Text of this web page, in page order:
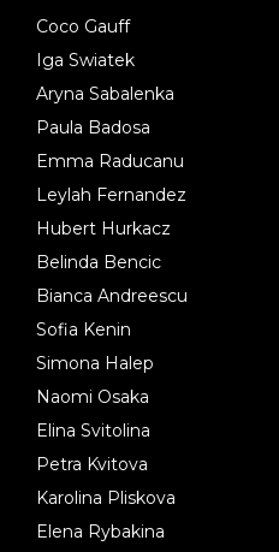
Coco Gauff
Iga Swiatek
Aryna Sabalenka
Paula Badosa
Emma Raducanu
Leylah Fernandez
Hubert Hurkacz
Belinda Bencic
Bianca Andreescu
Sofia Kenin
Simona Halep
Naomi Osaka
Elina Svitolina
Petra Kvitova
Karolina Pliskova
Elena Rybakina